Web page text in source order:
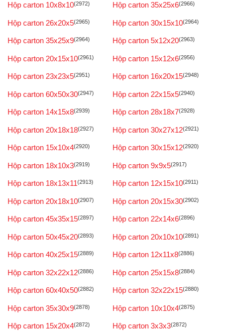
Hộp carton 10x8x10(2972) Hộp carton 35x25x6(2966)
Hộp carton 26x20x5(2965) Hộp carton 30x15x10(2964)
Hộp carton 35x25x9(2964) Hộp carton 5x12x20(2963)
Hộp carton 20x15x10(2961) Hộp carton 15x12x6(2956)
Hộp carton 23x23x5(2951) Hộp carton 16x20x15(2948)
Hộp carton 60x50x30(2947) Hộp carton 22x15x5(2940)
Hộp carton 14x15x8(2939) Hộp carton 28x18x7(2928)
Hộp carton 20x18x18(2927) Hộp carton 30x27x12(2921)
Hộp carton 15x10x4(2920) Hộp carton 30x15x12(2920)
Hộp carton 18x10x3(2919) Hộp carton 9x9x5(2917)
Hộp carton 18x13x11(2913) Hộp carton 12x15x10(2911)
Hộp carton 20x18x10(2907) Hộp carton 20x15x30(2902)
Hộp carton 45x35x15(2897) Hộp carton 22x14x6(2896)
Hộp carton 50x45x20(2893) Hộp carton 20x10x10(2891)
Hộp carton 40x25x15(2889) Hộp carton 12x11x8(2886)
Hộp carton 32x22x12(2886) Hộp carton 25x15x8(2884)
Hộp carton 60x40x50(2882) Hộp carton 32x22x15(2880)
Hộp carton 35x30x9(2878) Hộp carton 10x10x4(2875)
Hộp carton 15x20x4(2872) Hộp carton 3x3x3(2872)